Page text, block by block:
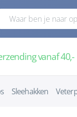
vanaf 40,-
Sleehakken